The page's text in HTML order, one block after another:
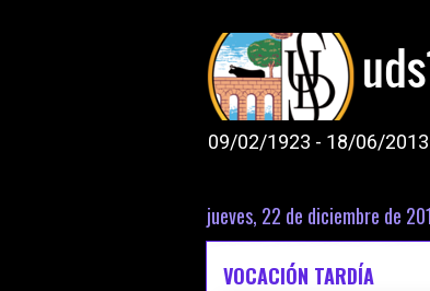
09/02/1923 - 18/06/2013
jueves, 22 de diciembre de
VOCACIÓN TARDÍA